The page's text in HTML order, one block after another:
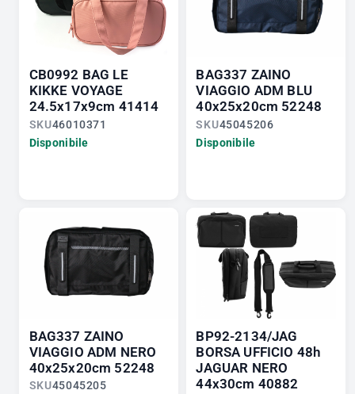
CB0992 BAG LE
KIKKE VOYAGE
24.5x17x9cm 41414
SKU46010371
Disponibile
BAG337 ZAINO
VIAGGIO ADM BLU
40x25x20cm 52248
SKU45045206
Disponibile
BAG337 ZAINO
VIAGGIO ADM NERO
40x25x20cm 52248
SKU45045205
BP92-2134/JAG
BORSA UFFICIO 48h
JAGUAR NERO
44x30cm 40882